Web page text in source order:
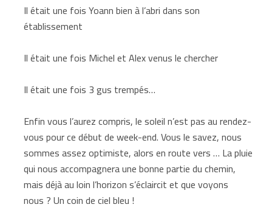
Il était une fois Yoann bien à l’abri dans son
établissement
Il était une fois Michel et Alex venus le chercher
Il était une fois 3 gus trempés…
Enfin vous l’aurez compris, le soleil n’est pas au rendez-
vous pour ce début de week-end. Vous le savez, nous
sommes assez optimiste, alors en route vers … La pluie
qui nous accompagnera une bonne partie du chemin,
mais déjà au loin l’horizon s’éclaircit et que voyons
nous ? Un coin de ciel bleu !